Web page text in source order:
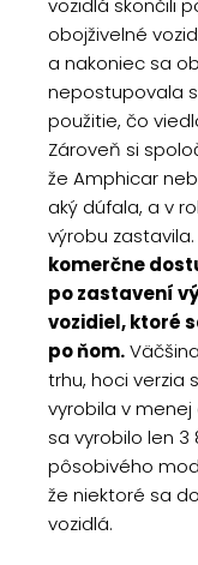
vozidlá skončili
obojživelné
a nakoniec sa
nepostupovala
použitie, čo
Zároveň si
že Amphicar
aký dúfala, a v
výrobu zastavila.
komerčne
po zastavení
vozidiel, ktoré
po ňom.
trhu, hoci verzia
vyrobila v menej
sa vyrobilo len 3
pôsobivého
že niektoré sa
vozidlá.